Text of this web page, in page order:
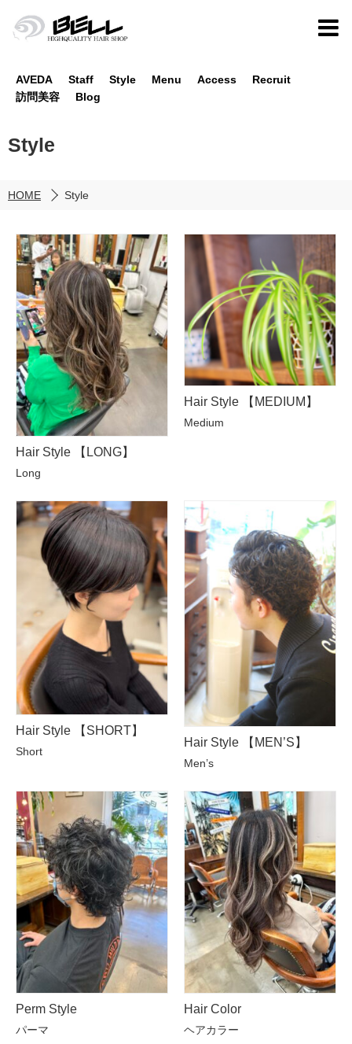
AVEDA Staff Style Menu Access
Recruit
訪問美容
Blog
Style
HOME Style
Hair Style 【LONG】
Long
Hair Style 【MEDIUM】
Medium
Hair Style 【SHORT】
Short
Hair Style 【MEN’S】
Men’s
Perm Style
パーマ
Hair Color
ヘアカラー